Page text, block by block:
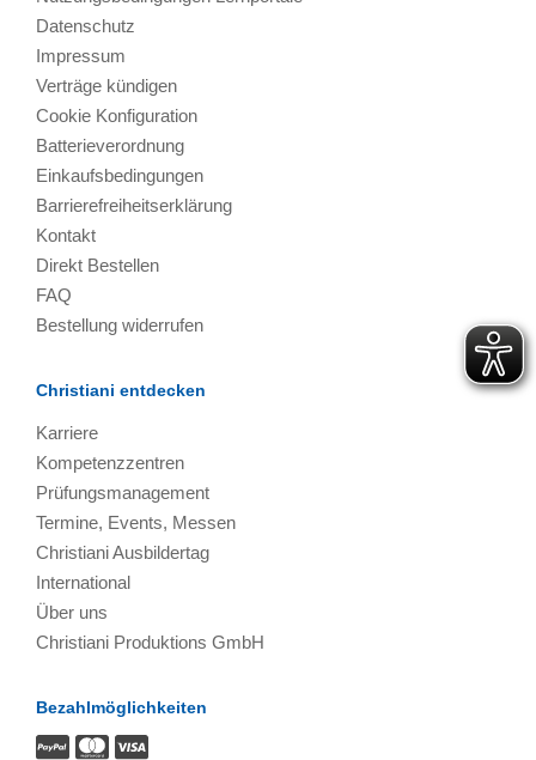
Datenschutz
Impressum
Verträge kündigen
Cookie Konfiguration
Batterieverordnung
Einkaufsbedingungen
Barrierefreiheitserklärung
Kontakt
Direkt Bestellen
FAQ
Bestellung widerrufen
Christiani entdecken
Karriere
Kompetenzzentren
Prüfungsmanagement
Termine, Events, Messen
Christiani Ausbildertag
International
Über uns
Christiani Produktions GmbH
Bezahlmöglichkeiten